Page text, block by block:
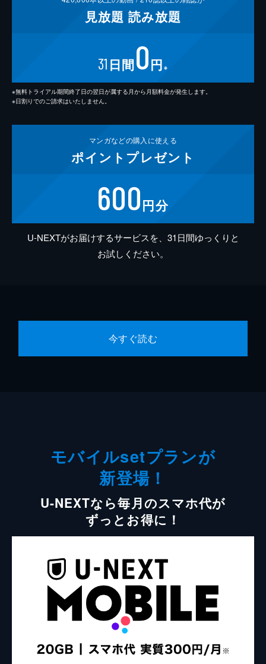
見放題 読み放題
31 日間0円 ※
※無料トライアル期間終了日の翌日が属する月から月額料金が発生します。
※日割りでのご請求はいたしません。
マンガなどの購入に使える
ポイント プレゼント
600円分
U-NEXTがお届けするサービスを、31日間ゆっくりと
お試しください。
今すぐ読む
モバイルsetプランが
新登場！
U-NEXTなら毎月のスマホ代が
ずっとお得に！